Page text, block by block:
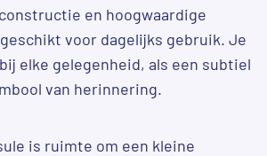
en hoogwaardige
voor dagelijks gebruik. Je
elke gelegenheid, als een subtiel
van herinnering.
is ruimte om een kleine